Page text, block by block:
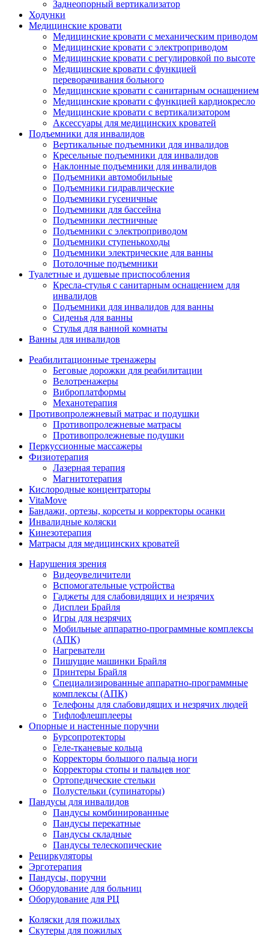
Заднеопорный вертикализатор
Ходунки
Медицинские кровати
Медицинские кровати с механическим приводом
Медицинские кровати с электроприводом
Медицинские кровати с регулировкой по высоте
Медицинские кровати с функцией
переворачивания больного
Медицинские кровати с санитарным оснащением
Медицинские кровати с функцией кардиокресло
Медицинские кровати с вертикализатором
Аксессуары для медицинских кроватей
Подъемники для инвалидов
Вертикальные подъемники для инвалидов
Кресельные подъемники для инвалидов
Наклонные подъемники для инвалидов
Подъемники автомобильные
Подъемники гидравлические
Подъемники гусеничные
Подъемники для бассейна
Подъемники лестничные
Подъемники с электроприводом
Подъемники ступенькоходы
Подъемники электрические для ванны
Потолочные подъемники
Туалетные и душевые приспособления
Кресла-стулья с санитарным оснащением для
инвалидов
Подъемники для инвалидов для ванны
Сиденья для ванны
Стулья для ванной комнаты
Ванны для инвалидов
Реабилитационные тренажеры
Беговые дорожки для реабилитации
Велотренажеры
Виброплатформы
Механотерапия
Противопролежневый матрас и подушки
Противопролежневые матрасы
Противопролежневые подушки
Перкуссионные массажеры
Физиотерапия
Лазерная терапия
Магнитотерапия
Кислородные концентраторы
VitaMove
Бандажи, ортезы, корсеты и корректоры осанки
Инвалидные коляски
Кинезотерапия
Матрасы для медицинских кроватей
Нарушения зрения
Видеоувеличители
Вспомогательные устройства
Гаджеты для слабовидящих и незрячих
Дисплеи Брайля
Игры для незрячих
Мобильные аппаратно-программные комплексы
(АПК)
Нагреватели
Пишущие машинки Брайля
Принтеры Брайля
Специализированные аппаратно-программные
комплексы (АПК)
Телефоны для слабовидящих и незрячих людей
Тифлофлешплееры
Опорные и настенные поручни
Бурсопротекторы
Геле-тканевые кольца
Корректоры большого пальца ноги
Корректоры стопы и пальцев ног
Ортопедические стельки
Полустельки (супинаторы)
Пандусы для инвалидов
Пандусы комбинированные
Пандусы перекатные
Пандусы складные
Пандусы телескопические
Рециркуляторы
Эрготерапия
Пандусы, поручни
Оборудование для больниц
Оборудование для РЦ
Коляски для пожилых
Скутеры для пожилых